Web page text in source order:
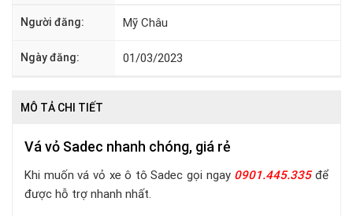
Người đăng: Mỹ Châu
Ngày đăng: 01/03/2023
MÔ TẢ CHI TIẾT
Vá vỏ Sadec nhanh chóng, giá rẻ
Khi muốn vá vỏ xe ô tô Sadec gọi ngay 0901.445.335 để
được hỗ trợ nhanh nhất.